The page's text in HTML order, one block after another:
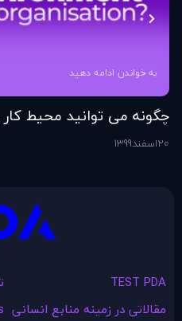
به خواندن ادامه دهید
چگونه می توانید محیط
کنید؟
20اسفند1399
TEST PDA
مقالاتی در زمينه منابع انسانی